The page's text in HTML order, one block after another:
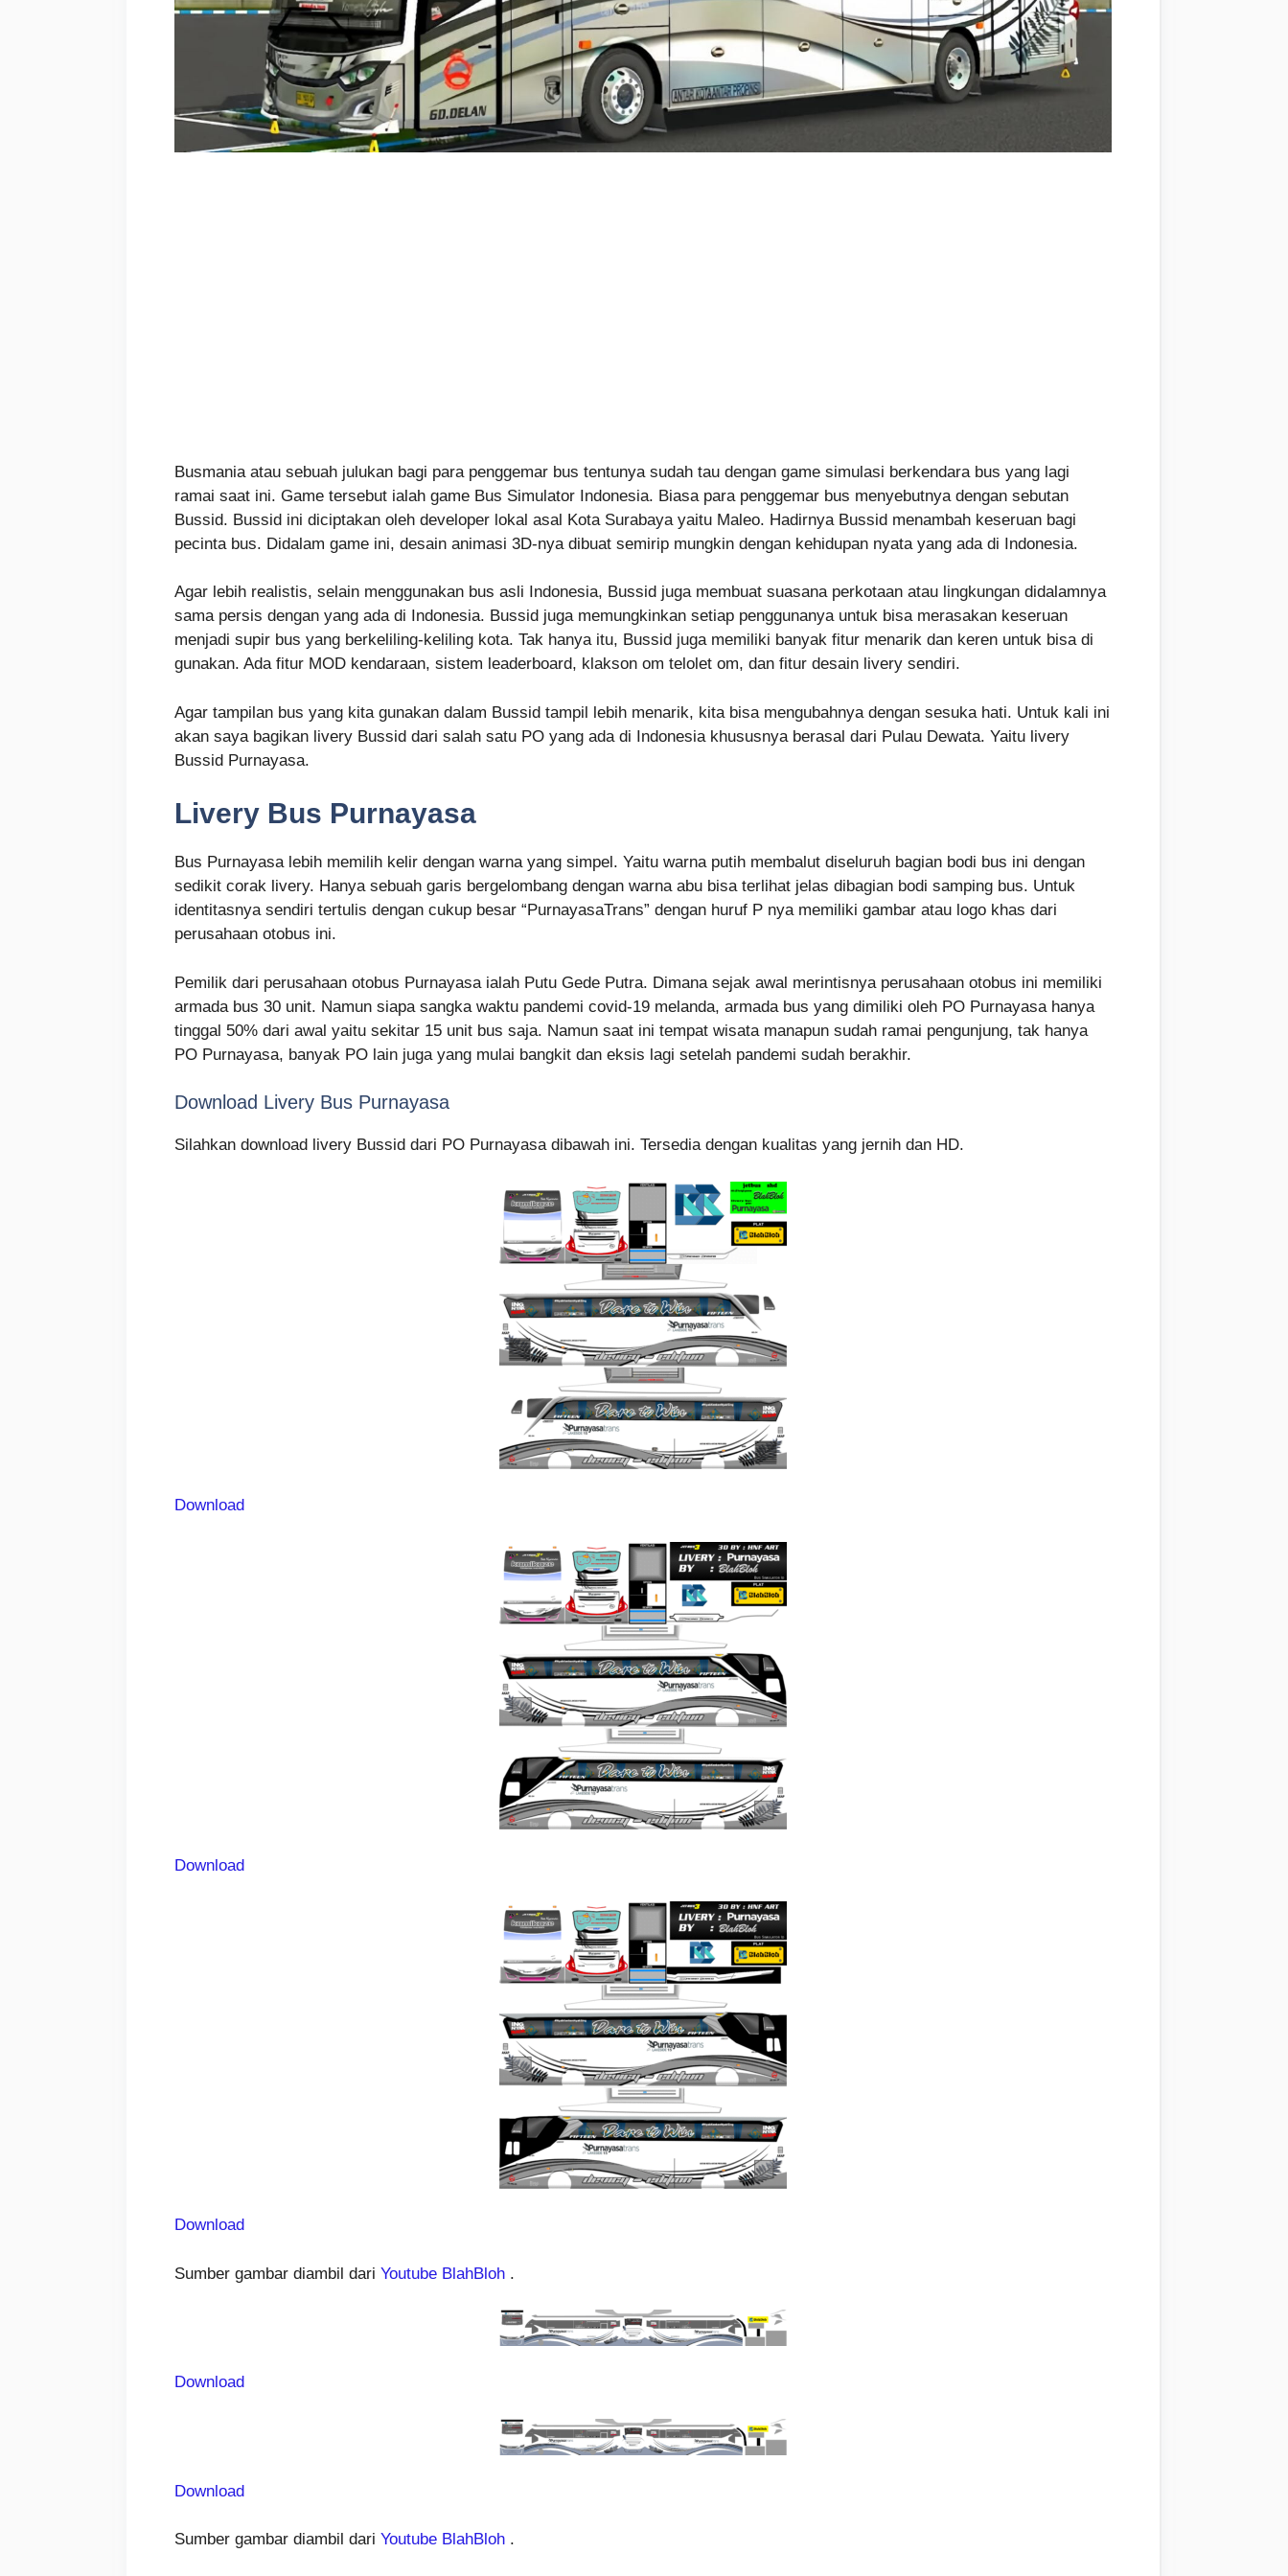
Busmania atau sebuah julukan bagi para penggemar bus tentunya sudah tau dengan game simulasi berkendara bus yang lagi
ramai saat ini. Game tersebut ialah game Bus Simulator Indonesia. Biasa para penggemar bus menyebutnya dengan sebutan
Bussid. Bussid ini diciptakan oleh developer lokal asal Kota Surabaya yaitu Maleo. Hadirnya Bussid menambah keseruan bagi
pecinta bus. Didalam game ini, desain animasi 3D-nya dibuat semirip mungkin dengan kehidupan nyata yang ada di Indonesia.
Agar lebih realistis, selain menggunakan bus asli Indonesia, Bussid juga membuat suasana perkotaan atau lingkungan didalamnya
sama persis dengan yang ada di Indonesia. Bussid juga memungkinkan setiap penggunanya untuk bisa merasakan keseruan
menjadi supir bus yang berkeliling-keliling kota. Tak hanya itu, Bussid juga memiliki banyak fitur menarik dan keren untuk bisa di
gunakan. Ada fitur MOD kendaraan, sistem leaderboard, klakson om telolet om, dan fitur desain livery sendiri.
Agar tampilan bus yang kita gunakan dalam Bussid tampil lebih menarik, kita bisa mengubahnya dengan sesuka hati. Untuk kali ini
akan saya bagikan livery Bussid dari salah satu PO yang ada di Indonesia khususnya berasal dari Pulau Dewata. Yaitu livery
Bussid Purnayasa.
Livery Bus Purnayasa
Bus Purnayasa lebih memilih kelir dengan warna yang simpel. Yaitu warna putih membalut diseluruh bagian bodi bus ini dengan
sedikit corak livery. Hanya sebuah garis bergelombang dengan warna abu bisa terlihat jelas dibagian bodi samping bus. Untuk
identitasnya sendiri tertulis dengan cukup besar “PurnayasaTrans” dengan huruf P nya memiliki gambar atau logo khas dari
perusahaan otobus ini.
Pemilik dari perusahaan otobus Purnayasa ialah Putu Gede Putra. Dimana sejak awal merintisnya perusahaan otobus ini memiliki
armada bus 30 unit. Namun siapa sangka waktu pandemi covid-19 melanda, armada bus yang dimiliki oleh PO Purnayasa hanya
tinggal 50% dari awal yaitu sekitar 15 unit bus saja. Namun saat ini tempat wisata manapun sudah ramai pengunjung, tak hanya
PO Purnayasa, banyak PO lain juga yang mulai bangkit dan eksis lagi setelah pandemi sudah berakhir.
Download Livery Bus Purnayasa
Silahkan download livery Bussid dari PO Purnayasa dibawah ini. Tersedia dengan kualitas yang jernih dan HD.
Download
Download
Download
Sumber gambar diambil dari Youtube BlahBloh .
Download
Download
Sumber gambar diambil dari Youtube BlahBloh .